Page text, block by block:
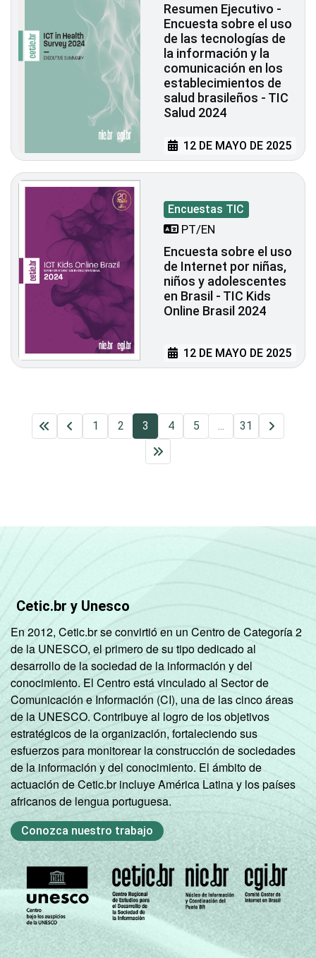
Resumen Ejecutivo -
Encuesta sobre el uso
de las tecnologías de
la información y la
comunicación en los
establecimientos de
salud brasileños - TIC
Salud 2024
12 DE MAYO DE 2025
Encuestas TIC
PT/EN
Encuesta sobre el uso
de Internet por niñas,
niños y adolescentes
en Brasil - TIC Kids
Online Brasil 2024
12 DE MAYO DE 2025
1 2 3 4 5 31
Cetic.br y Unesco
En 2012, Cetic.br se convirtió en un Centro de Categoría 2
de la UNESCO, el primero de su tipo dedicado al
desarrollo de la sociedad de la información y del
conocimiento. El Centro está vinculado al Sector de
Comunicación e Información (CI), una de las cinco áreas
de la UNESCO. Contribuye al logro de los objetivos
estratégicos de la organización, fortaleciendo sus
esfuerzos para monitorear la construcción de sociedades
de la información y del conocimiento. El ámbito de
actuación de Cetic.br incluye América Latina y los países
africanos de lengua portuguesa.
Conozca nuestro trabajo